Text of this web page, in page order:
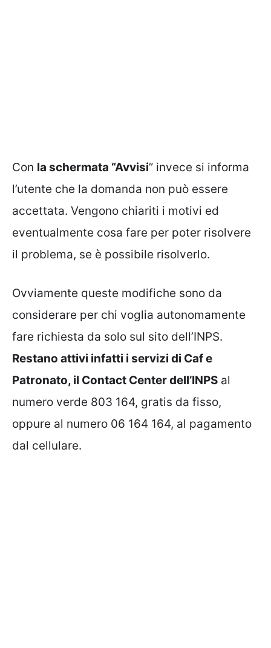
Con la schermata “Avvisi” invece si informa
l’utente che la domanda non può essere
accettata. Vengono chiariti i motivi ed
eventualmente cosa fare per poter risolvere
il problema, se è possibile risolverlo.
Ovviamente queste modifiche sono da
considerare per chi voglia autonomamente
fare richiesta da solo sul sito dell’INPS.
Restano attivi infatti i servizi di Caf e
Patronato, il Contact Center dell’INPS al
numero verde 803 164, gratis da fisso,
oppure al numero 06 164 164, al pagamento
dal cellulare.